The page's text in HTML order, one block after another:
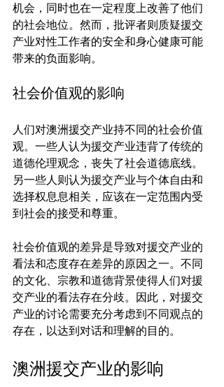
机会，同时也在一定程度上改善了他们
的社会地位。然而，批评者则质疑援交
产业对性工作者的安全和身心健康可能
社会价值观的影响
人们对澳洲援交产业持不同的社会价值
观。一些人认为援交产业违背了传统的
道德伦理观念，丧失了社会道德底线。
另一些人则认为援交产业与个体自由和
选择权息息相关，应该在一定范围内受
到社会的接受和尊重。
社会价值观的差异是导致对援交产业的
看法和态度存在差异的原因之一。不同
的文化、宗教和道德背景使得人们对援
交产业的看法存在分歧。因此，对援交
产业的讨论需要充分考虑到不同观点的
澳洲援交产业的影响